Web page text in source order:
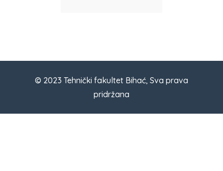
© 2023 Tehnički fakultet Bihać, Sva prava
pridržana